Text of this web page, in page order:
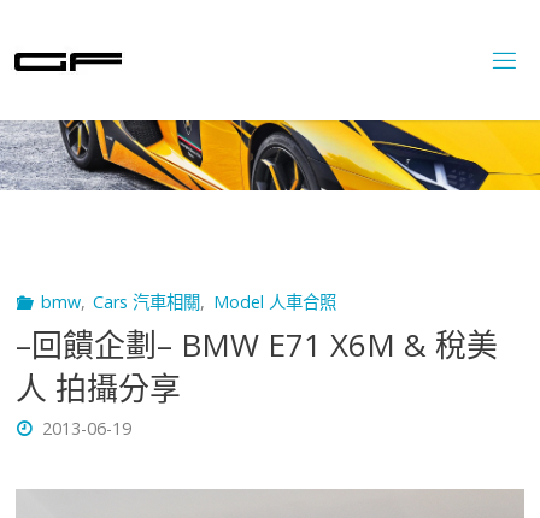
content
bmw, Cars 汽車相關, Model 人車合照
–回饋企劃– BMW E71 X6M & 稅美
人 拍攝分享
2013-06-19